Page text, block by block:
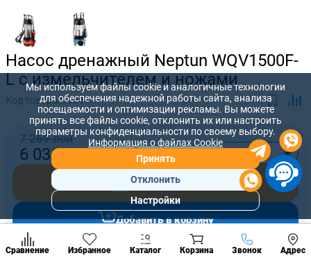
Насос дренажный Neptun WQV1500F-
L с измельчителем и ножами
Код товара:1959
7 269 лей
6 036лей - +
Купить сейчас
Добавить в корзину
Сравнение Избранное Каталог Корзина Звонок Адрес
Позвонить
разделы
Мы используем файлы cookie и аналогичные технологии
для обеспечения надежной работы сайта, анализа
посещаемости и оптимизации рекламы. Вы можете
принять все файлы cookie, отклонить их или настроить
параметры конфиденциальности по своему выбору.
Информация о файлах Cookie
Принять
Отклонить
Настройки